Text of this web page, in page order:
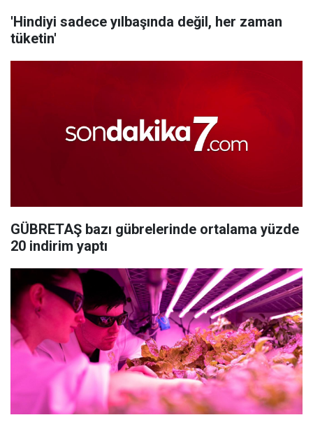
'Hindiyi sadece yılbaşında değil, her zaman
tüketin'
GÜBRETAŞ bazı gübrelerinde ortalama yüzde
20 indirim yaptı